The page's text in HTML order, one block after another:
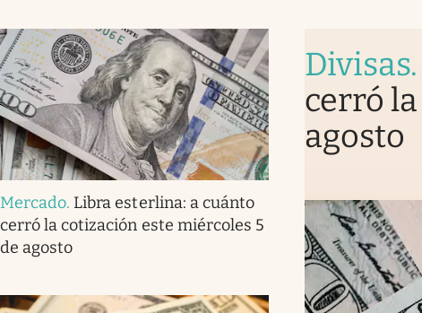
Mercado. Libra esterlina: a cuánto
cerró la cotización este miércoles 5
de agosto
Divisas.
cerró
agosto